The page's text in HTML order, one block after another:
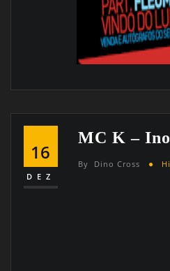
16
DEZ
MC K –
By Dino Cross